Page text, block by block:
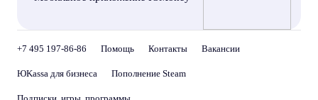
+7 495 197-86-86 Помощь Контакты Вакансии
ЮKassa для бизнеса Пополнение Steam